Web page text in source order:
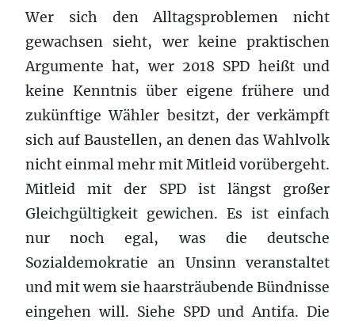
Wer sich den Alltagsproblemen nicht
gewachsen sieht, wer keine praktischen
Argumente hat, wer 2018 SPD heißt und
keine Kenntnis über eigene frühere und
zukünftige Wähler besitzt, der verkämpft
sich auf Baustellen, an denen das Wahlvolk
nicht einmal mehr mit Mitleid vorübergeht.
Mitleid mit der SPD ist längst großer
Gleichgültigkeit gewichen. Es ist einfach
nur noch egal, was die deutsche
Sozialdemokratie an Unsinn veranstaltet
und mit wem sie haarsträubende Bündnisse
eingehen will. Siehe SPD und Antifa. Die